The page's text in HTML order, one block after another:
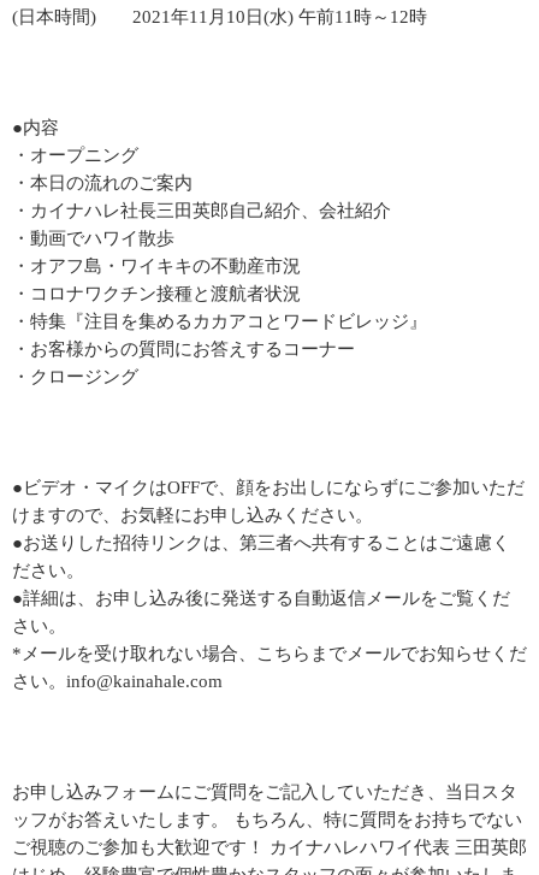
(日本時間) 2021年11月10日(水) 午前11時～12時
●内容
・オープニング
・本日の流れのご案内
・カイナハレ社長三田英郎自己紹介、会社紹介
・動画でハワイ散歩
・オアフ島・ワイキキの不動産市況
・コロナワクチン接種と渡航者状況
・特集『注目を集めるカカアコとワードビレッジ』
・お客様からの質問にお答えするコーナー
・クロージング
●ビデオ・マイクはOFFで、顔をお出しにならずにご参加いただ
けますので、お気軽にお申し込みください。
●お送りした招待リンクは、第三者へ共有することはご遠慮く
ださい。
●詳細は、お申し込み後に発送する自動返信メールをご覧くだ
さい。
*メールを受け取れない場合、こちらまでメールでお知らせくだ
さい。info@kainahale.com
お申し込みフォームにご質問をご記入していただき、当日スタ
ッフがお答えいたします。 もちろん、特に質問をお持ちでない
ご視聴のご参加も大歓迎です！ カイナハレハワイ代表 三田英郎